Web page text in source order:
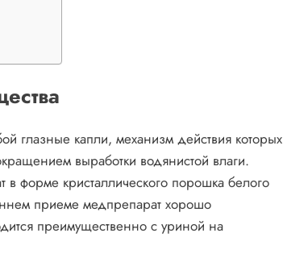
глазные капли, механизм действия которых
выработки водянистой влаги.
форме кристаллического порошка белого
приеме медпрепарат хорошо
преимущественно с уриной на